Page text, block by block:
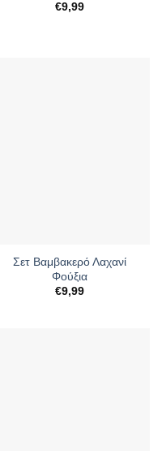
€9,99
Σετ Βαμβακερό Λαχανί
Φούξια
€9,99